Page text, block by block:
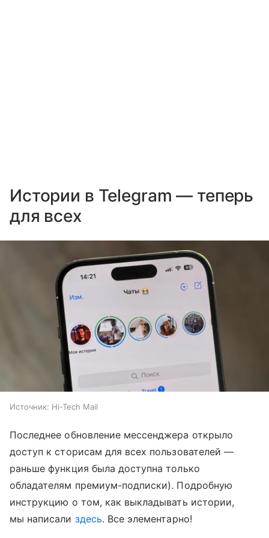
Истории в Telegram — теперь
для всех
Источник: Hi-Tech Mail
Последнее обновление мессенджера открыло
доступ к сторисам для всех пользователей —
раньше функция была доступна только
обладателям премиум-подписки). Подробную
инструкцию о том, как выкладывать истории,
мы написали здесь. Все элементарно!